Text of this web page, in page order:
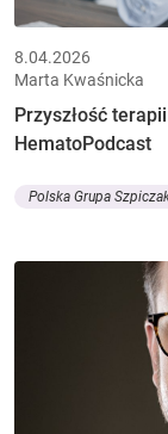
8.04.2026
Marta Kwaśnicka
Przyszłość
HematoPodcast
Polska Grupa